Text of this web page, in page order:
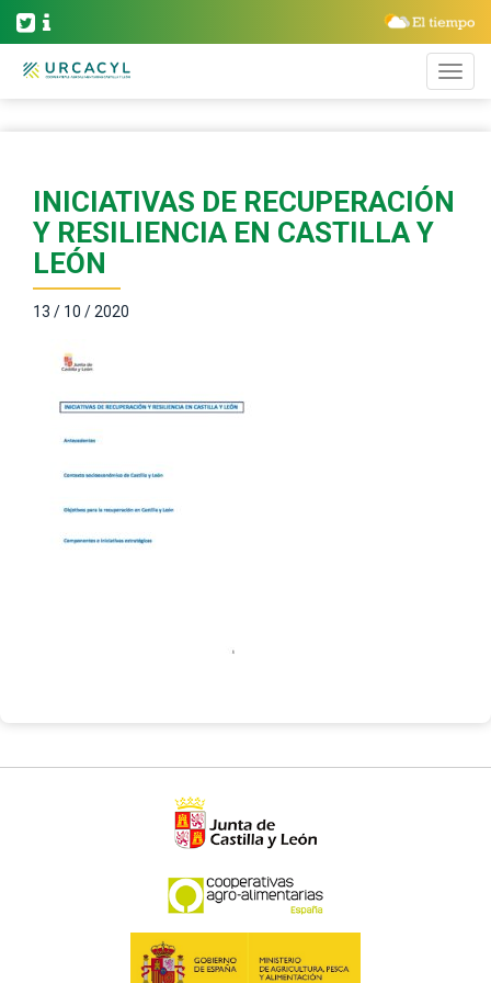
INICIATIVAS DE RECUPERACIÓN
Y RESILIENCIA EN CASTILLA Y
LEÓN
13 / 10 / 2020